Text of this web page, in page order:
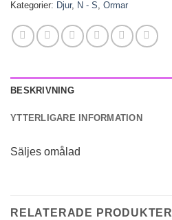
Kategorier: Djur, N - S, Ormar
BESKRIVNING
YTTERLIGARE INFORMATION
Säljes omålad
RELATERADE PRODUKTER